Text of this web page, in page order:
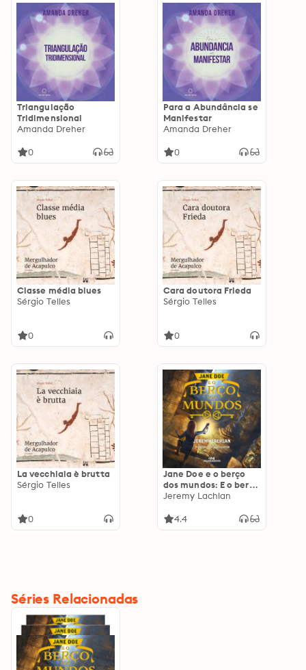
Triangulação
Tridimensional
Amanda Dreher
0
Para a Abundância se
Manifestar
Amanda Dreher
0
Classe média blues
Sérgio Telles
0
Cara doutora Frieda
Sérgio Telles
0
La vecchiaia è brutta
Sérgio Telles
0
Jane Doe e o berço
dos mundos: E o berço
dos mundos
Jeremy Lachlan
4.4
Séries Relacionadas